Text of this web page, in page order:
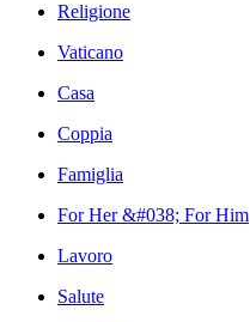
Religione
Vaticano
Casa
Coppia
Famiglia
For Her &#038; For Him
Lavoro
Salute